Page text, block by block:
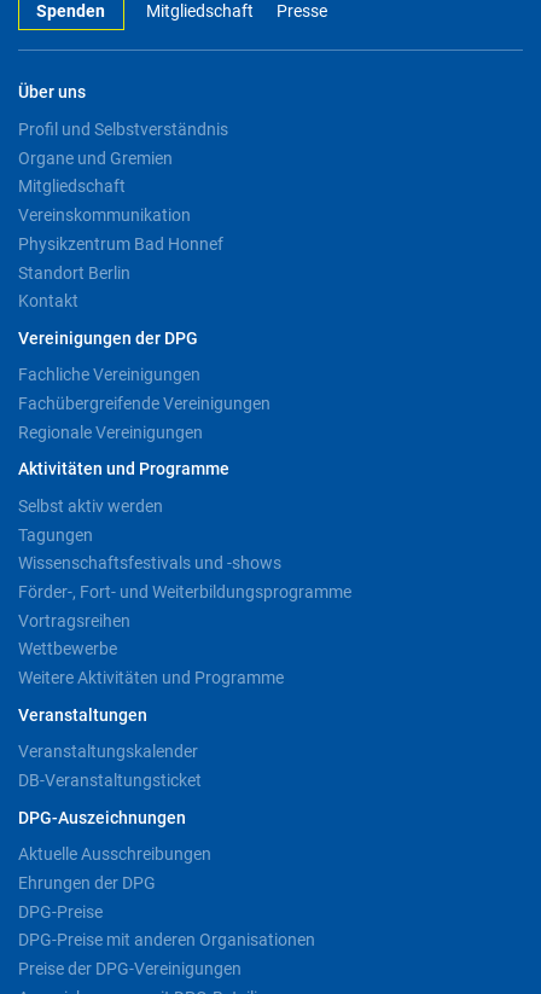
Spenden Mitgliedschaft Presse
Über uns
Profil und Selbstverständnis
Organe und Gremien
Mitgliedschaft
Vereinskommunikation
Physikzentrum Bad Honnef
Standort Berlin
Kontakt
Vereinigungen der DPG
Fachliche Vereinigungen
Fachübergreifende Vereinigungen
Regionale Vereinigungen
Aktivitäten und Programme
Selbst aktiv werden
Tagungen
Wissenschaftsfestivals und -shows
Förder-, Fort- und Weiterbildungsprogramme
Vortragsreihen
Wettbewerbe
Weitere Aktivitäten und Programme
Veranstaltungen
Veranstaltungskalender
DB-Veranstaltungsticket
DPG-Auszeichnungen
Aktuelle Ausschreibungen
Ehrungen der DPG
DPG-Preise
DPG-Preise mit anderen Organisationen
Preise der DPG-Vereinigungen